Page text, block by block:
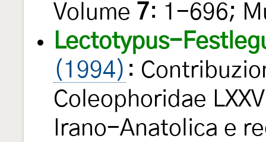
Volume 7: 1-696;
Lectotypus-
(1994) :
Coleophoridae
Irano-Anatolica e